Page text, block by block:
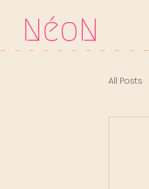
-
All Posts